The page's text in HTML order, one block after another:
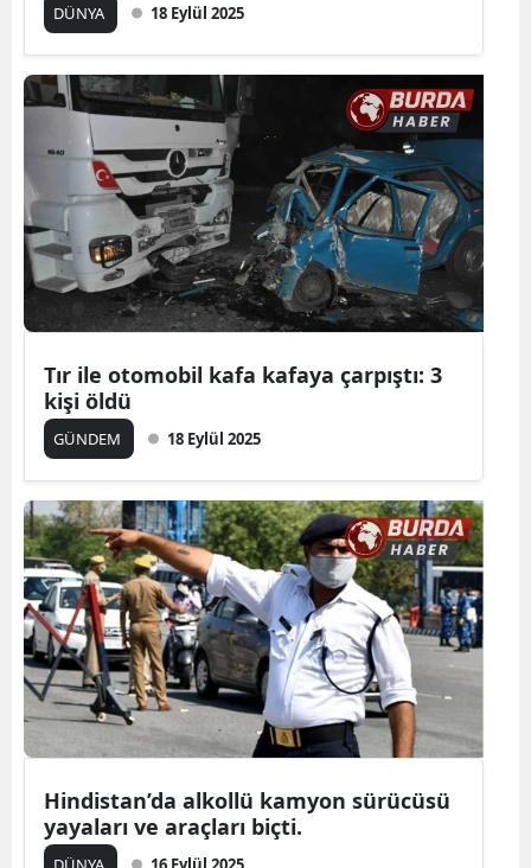
DÜNYA 18 Eylül 2025
Tır ile otomobil kafa kafaya çarpıştı: 3
kişi öldü
GÜNDEM 18 Eylül 2025
Hindistan’da alkollü kamyon sürücüsü
yayaları ve araçları biçti.